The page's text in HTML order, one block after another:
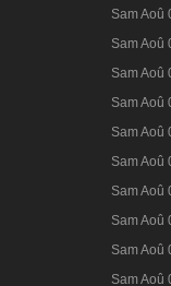
Sam Aoû
Sam Aoû
Sam Aoû
Sam Aoû
Sam Aoû
Sam Aoû
Sam Aoû
Sam Aoû
Sam Aoû
Sam Aoû